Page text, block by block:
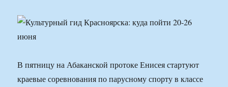
В пятницу на Абаканской протоке Енисея стартуют
краевые соревнования по парусному спорту в классе